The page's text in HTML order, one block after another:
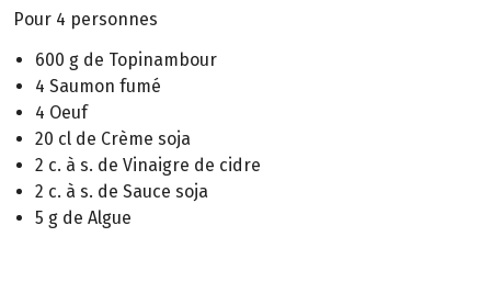
Pour 4 personnes
600 g de Topinambour
4 Saumon fumé
4 Oeuf
20 cl de Crème soja
2 c. à s. de Vinaigre de cidre
2 c. à s. de Sauce soja
5 g de Algue